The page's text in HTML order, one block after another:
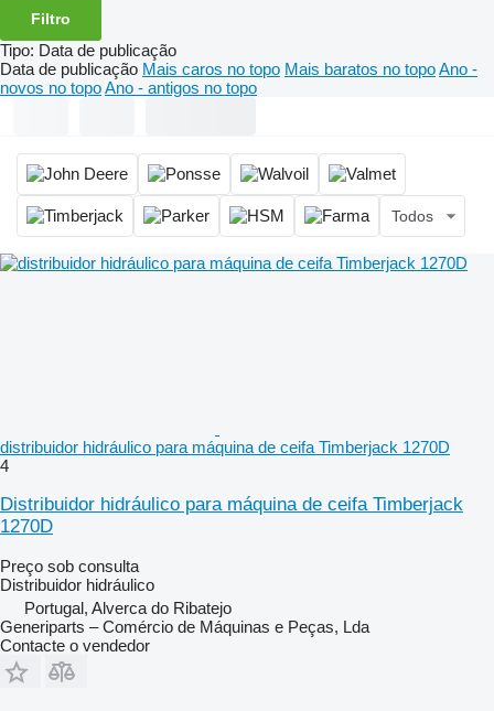
Filtro
Tipo: Data de publicação
Data de publicação Mais caros no topo Mais baratos no topoAno -
novos no topoAno - antigos no topo
Todos
distribuidor hidráulico para máquina de ceifa Timberjack 1270D
4
Distribuidor hidráulico para máquina de ceifa Timberjack
1270D
Preço sob consulta
Distribuidor hidráulico
Portugal, Alverca do Ribatejo
Generiparts – Comércio de Máquinas e Peças, Lda
Contacte o vendedor